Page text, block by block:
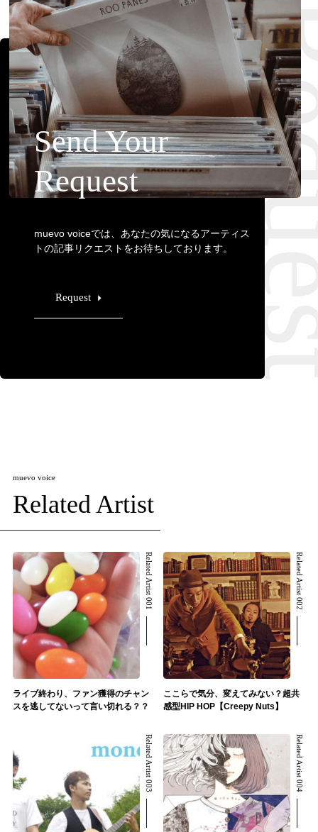
Send Your
Request
muevo voiceでは、あなたの気になるアーティス
トの記事リクエストをお待ちしております。
Request
muevo voice
Related Artist
Related Artist 001
ライブ終わり、ファン獲得のチャン
スを逃してないって言い切れる？？
Related Artist 002
ここらで気分、変えてみない？超共
感型HIP HOP【Creepy Nuts】
Related Artist 003 Related Artist 004